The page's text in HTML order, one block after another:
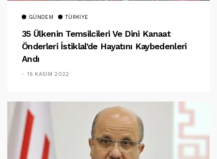
GÜNDEM TÜRKIYE
35 Ülkenin Temsilcileri Ve Dini Kanaat
Önderleri İstiklal’de Hayatını Kaybedenleri
Andı
16 KASIM 2022